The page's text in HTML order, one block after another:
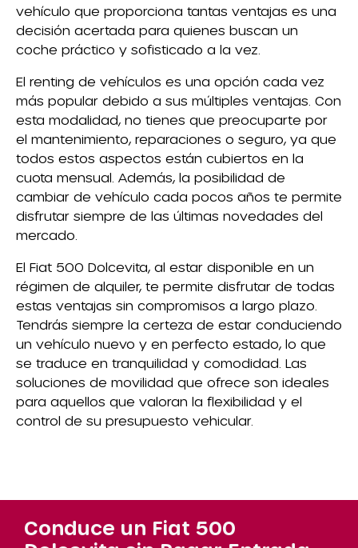
vehículo que proporciona tantas ventajas es una
decisión acertada para quienes buscan un
coche práctico y sofisticado a la vez.
El renting de vehículos es una opción cada vez
más popular debido a sus múltiples ventajas. Con
esta modalidad, no tienes que preocuparte por
el mantenimiento, reparaciones o seguro, ya que
todos estos aspectos están cubiertos en la
cuota mensual. Además, la posibilidad de
cambiar de vehículo cada pocos años te permite
disfrutar siempre de las últimas novedades del
mercado.
El Fiat 500 Dolcevita, al estar disponible en un
régimen de alquiler, te permite disfrutar de todas
estas ventajas sin compromisos a largo plazo.
Tendrás siempre la certeza de estar conduciendo
un vehículo nuevo y en perfecto estado, lo que
se traduce en tranquilidad y comodidad. Las
soluciones de movilidad que ofrece son ideales
para aquellos que valoran la flexibilidad y el
control de su presupuesto vehicular.
Conduce un Fiat 500